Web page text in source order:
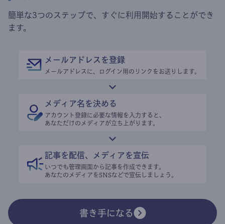
簡単な3つのステップで、すぐに利用開始することができ
ます。
メールアドレスを登録
メールアドレスに、ログイン用のリンクをお送りします。
メディア名を決める
アカウント登録に必要な情報を入力すると、
あなただけのメディアが立ち上がります。
記事を配信、メディアを宣伝
いつでも管理画面から記事を作成できます。
あなたのメディアをSNSなどで宣伝しましょう。
書き手になる